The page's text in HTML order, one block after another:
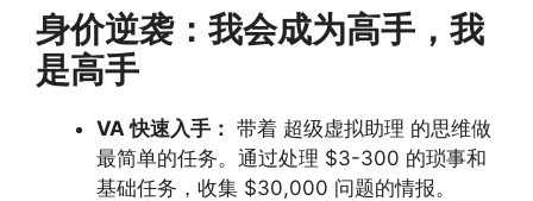
身价逆袭：我会成为高手，我
是高手
VA 快速入手： 带着 超级虚拟助理 的思维做
最简单的任务。通过处理 $3-300 的琐事和
基础任务，收集 $30,000 问题的情报。